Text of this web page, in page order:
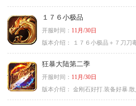
１７６小极品
开服时间： 11月/30日
版本介绍：
１７６小极品＋７刀刀
狂暴大陆第二季
开服时间： 11月/30日
版本介绍： 金刚石好打.装备好暴.